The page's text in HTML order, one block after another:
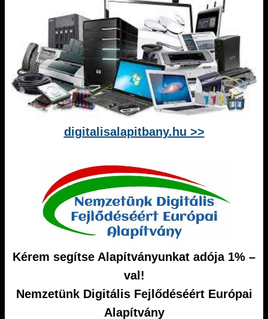
digitalisalapitbany.hu >>
Kérem segítse Alapítványunkat adója 1% –
val!
Nemzetünk Digitális Fejlődéséért Európai
Alapítvány